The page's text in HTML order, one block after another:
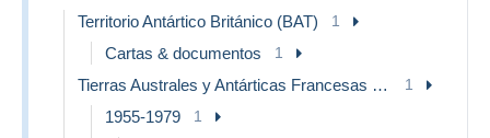
Territorio Antártico Británico (BAT) 1
Cartas & documentos 1
Tierras Australes y Antárticas Francesas (TAAF) 1
1955-1979 1